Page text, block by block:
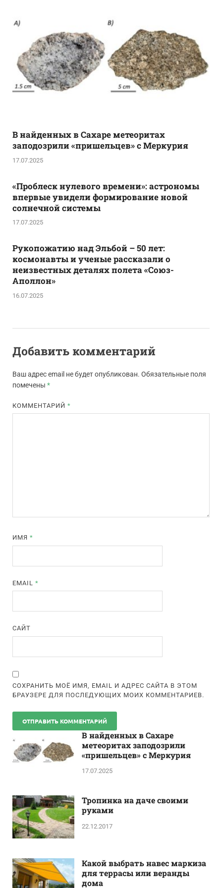
В найденных в Сахаре метеоритах
заподозрили «пришельцев» с Меркурия
17.07.2025
«Проблеск нулевого времени»: астрономы
впервые увидели формирование новой
солнечной системы
17.07.2025
Рукопожатию над Эльбой – 50 лет:
космонавты и ученые рассказали о
неизвестных деталях полета «Союз-
Аполлон»
16.07.2025
Добавить комментарий
Ваш адрес email не будет опубликован. Обязательные поля
помечены *
КОММЕНТАРИЙ*
ИМЯ*
EMAIL*
САЙТ
СОХРАНИТЬ МОЁ ИМЯ, EMAIL И АДРЕС САЙТА В ЭТОМ
БРАУЗЕРЕ ДЛЯ ПОСЛЕДУЮЩИХ МОИХ КОММЕНТАРИЕВ.
В найденных в Сахаре
метеоритах заподозрили
«пришельцев» с Меркурия
17.07.2025
Тропинка на даче своими
руками
22.12.2017
Какой выбрать навес маркиза
для террасы или веранды
дома